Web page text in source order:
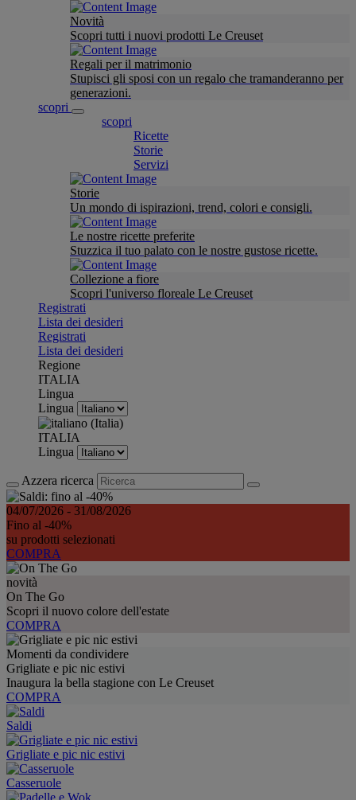
Novità
Scopri tutti i nuovi prodotti Le Creuset
Regali per il matrimonio
Stupisci gli sposi con un regalo che tramanderanno per
generazioni.
scopri
scopri
Ricette
Storie
Servizi
Storie
Un mondo di ispirazioni, trend, colori e consigli.
Le nostre ricette preferite
Stuzzica il tuo palato con le nostre gustose ricette.
Collezione a fiore
Scopri l'universo floreale Le Creuset
Registrati
Lista dei desideri
Registrati
Lista dei desideri
Regione
ITALIA
Lingua
Lingua
ITALIA
Lingua
Azzera ricerca
04/07/2026 - 31/08/2026
Fino al -40%
su prodotti selezionati
COMPRA
novità
On The Go
Scopri il nuovo colore dell'estate
COMPRA
Momenti da condividere
Grigliate e pic nic estivi
Inaugura la bella stagione con Le Creuset
COMPRA
Saldi
Grigliate e pic nic estivi
Casseruole